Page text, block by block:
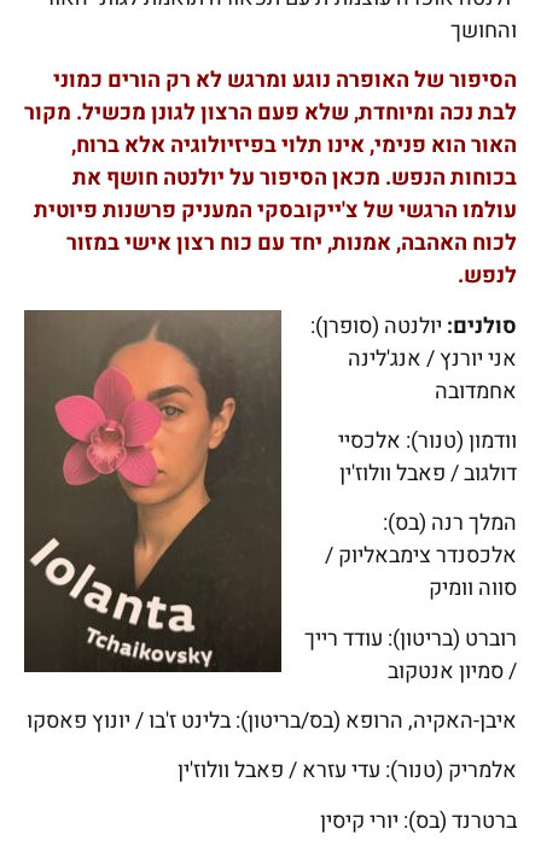
והחושך
הסיפור של האופרה נוגע ומרגש לא רק הורים כמוני
לבת נכה ומיוחדת, שלא פעם הרצון לגונן מכשיל. מקור
האור הוא פנימי, אינו תלוי בפיזיולוגיה אלא ברוח,
בכוחות הנפש. מכאןהסיפור על יולנטה חושף את
עולמו הרגשי של צ'ייקובסקי המעניק פרשנות פיוטית
לכוח האהבה, אמנות, יחד עם כוח רצון אישי במזור
לנפש.
סולנים: יולנטה (סופרן):
אני יורנץ / אנג'לינה
אחמדובה
וודמון (טנור): אלכסיי
דולגוב / פאבל וולוז'ין
המלך רנה (בס):
אלכסנדר צימבאליוק /
סווה וומיק
רוברט (בריטון): עודד רייך
/ סמיון אנטקוב
איבן-האקיה, הרופא (בס/בריטון): בלינט ז'בו / יונוץ פאסקו
אלמריק (טנור): עדי עזרא / פאבל וולוז'ין
ברטרנד (בס): יורי קיסין